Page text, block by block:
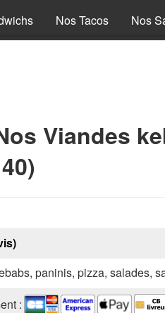
Nos Tacos Nos
Viandes
paninis, pizza, salades,
: